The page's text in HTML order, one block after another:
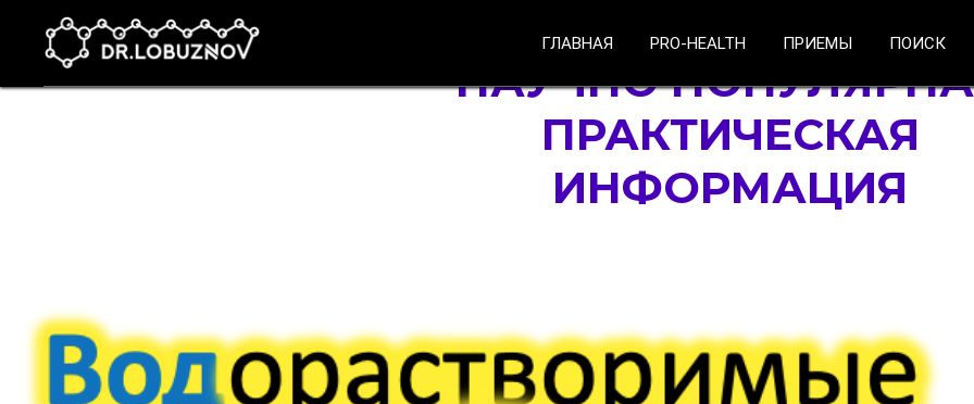
ГЛАВНАЯ PRO-HEALTH ПРИЕМЫ ПОИСК
НАУЧНО
ПРАКТИЧЕСКАЯ
ИНФОРМАЦИЯ